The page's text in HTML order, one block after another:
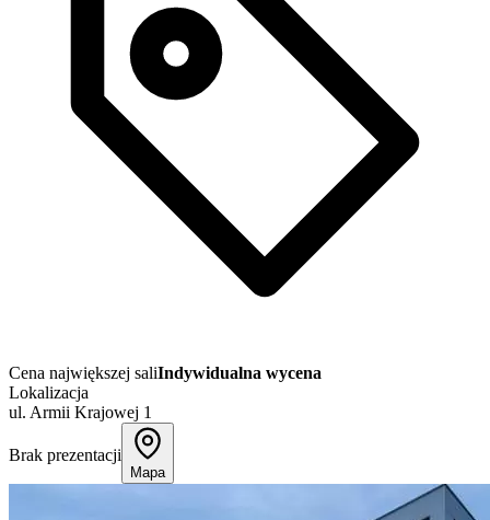
Cena największej saliIndywidualna wycena
Lokalizacja
ul. Armii Krajowej 1
Brak prezentacji
Mapa